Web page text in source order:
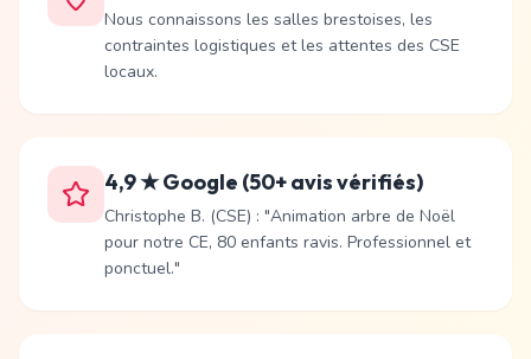
Nous connaissons les salles brestoises, les
contraintes logistiques et les attentes des CSE
locaux.
4,9 ★ Google (50+ avis vérifiés)
Christophe B. (CSE) : "Animation arbre de Noël
pour notre CE, 80 enfants ravis. Professionnel et
ponctuel."